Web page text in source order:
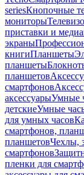
seriesКнопочные
мониторы
приставки и
экраны
книгиПланшеты
планшеты
планшетов
смартфонов
аксессуарыУмные
детскиеУмные
для умных часов
смартфонов,
планшетовЧехлы,
смартфонов
пленки для